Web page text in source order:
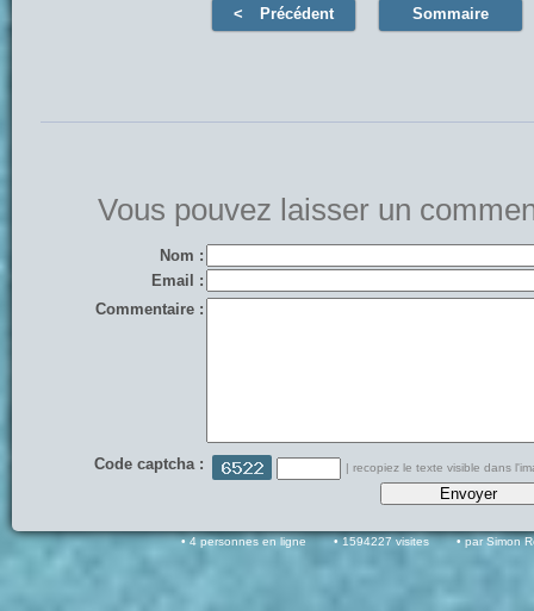
Précédent Sommaire
Vous pouvez laisser un
Nom :
Email :
Commentaire :
Code captcha : | recopiez le texte visible dans
4 personnes en ligne 1594227 visites par Simon